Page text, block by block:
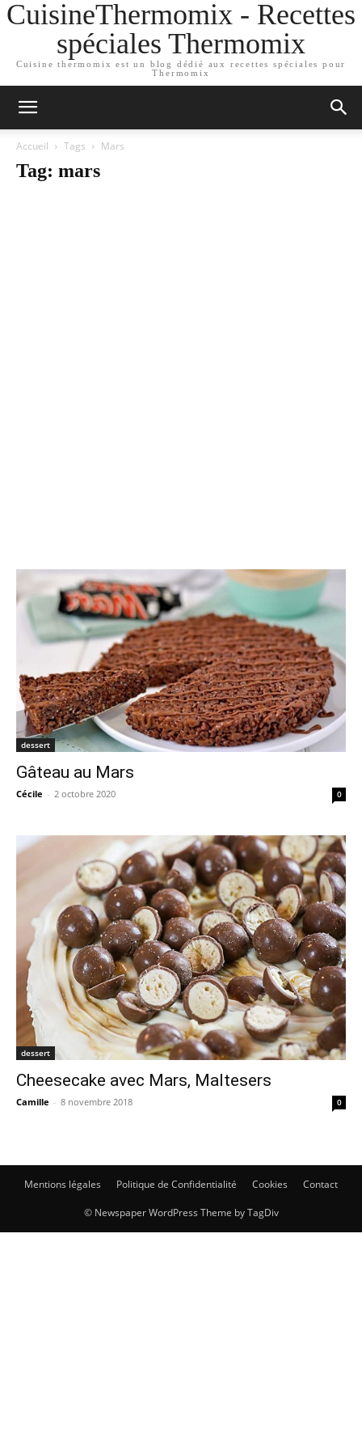
CuisineThermomix - Recettes
spéciales Thermomix
Cuisine thermomix est un blog dédié aux recettes spéciales pour
Thermomix
Accueil Tags Mars
Tag: mars
dessert
Gâteau au Mars
Cécile - 2 octobre 2020 0
dessert
Cheesecake avec Mars, Maltesers
Camille - 8 novembre 2018 0
Mentions légales Politique de Confidentialité Cookies Contact
© Newspaper WordPress Theme by TagDiv